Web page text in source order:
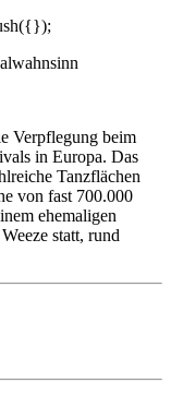
Verpflegung beim
in Europa. Das
Tanzflächen
von fast 700.000
ehemaligen
statt, rund